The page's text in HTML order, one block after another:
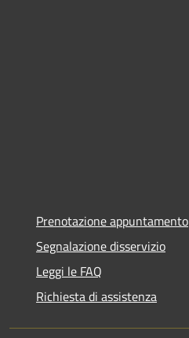
Prenotazione appuntamento
Segnalazione disservizio
Leggi le FAQ
Richiesta di assistenza